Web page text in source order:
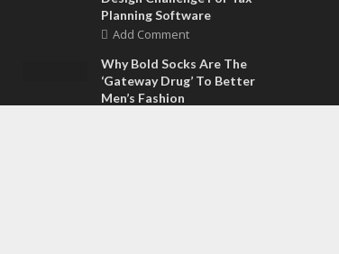
Planning Software
Add Comment
Why Bold Socks Are The
‘Gateway Drug’ To Better
Men’s Fashion